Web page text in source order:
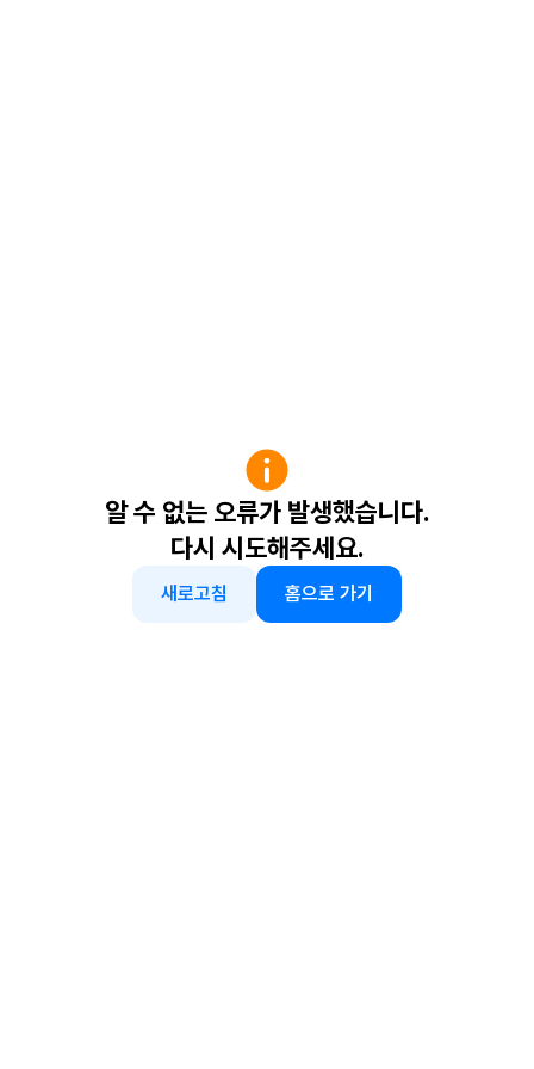
알 수 없는 오류가 발생했습니다.
다시 시도해주세요.
새로고침 홈으로 가기